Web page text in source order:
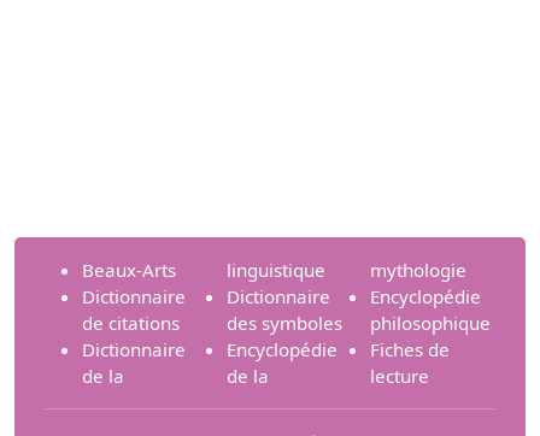
Beaux-Arts
Dictionnaire
de citations
Dictionnaire
de la
linguistique
Dictionnaire
des symboles
Encyclopédie
de la
mythologie
Encyclopédie
philosophique
Fiches de
lecture